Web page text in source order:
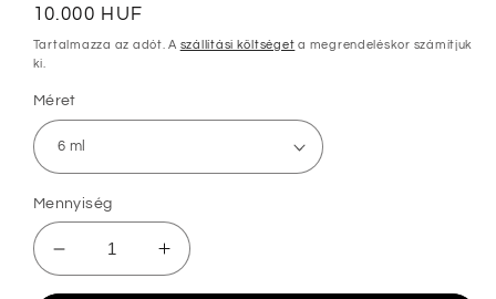
Normál
ár
10.000 HUF
Tartalmazza az adót. A szállítási költséget a megrendeléskor számítjuk
ki.
Méret
Mennyiség
Dolce
and
Dolce
and